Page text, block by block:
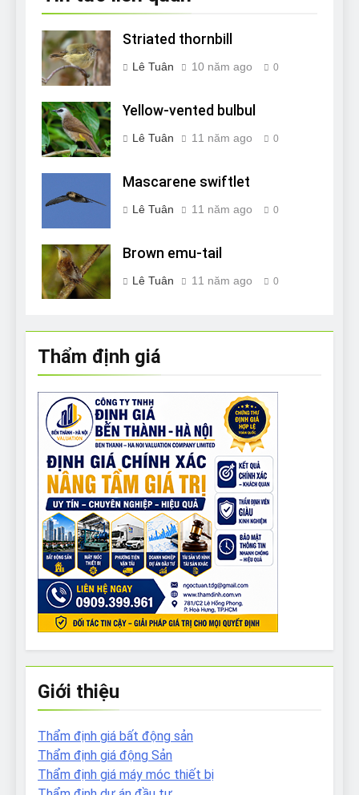
Striated thornbill
Lê Tuân 10 năm ago 0
Yellow-vented bulbul
Lê Tuân 11 năm ago 0
Mascarene swiftlet
Lê Tuân 11 năm ago 0
Brown emu-tail
Lê Tuân 11 năm ago 0
Thẩm định giá
Giới thiệu
Thẩm định giá bất động sản
Thẩm định giá động Sản
Thẩm định giá máy móc thiết bị